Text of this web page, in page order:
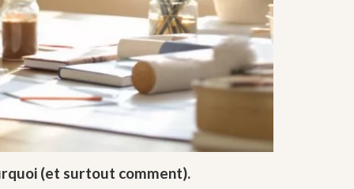
(et surtout comment).